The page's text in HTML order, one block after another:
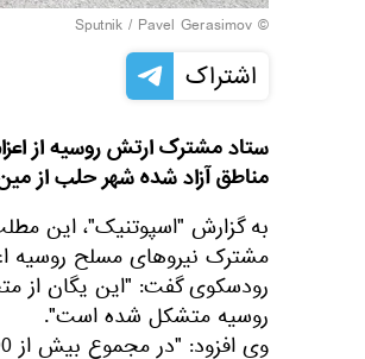
© Sputnik / Pavel Gerasimov
اشتراک
ستاد مشترک ارتش روسیه از
مناطق آزاد شده شهر حلب از
به گزارش "اسپوتنیک"، این
مشترک نیروهای مسلح روسیه
رودسکوی گفت: "این یگان از
روسیه متشکل شده است".